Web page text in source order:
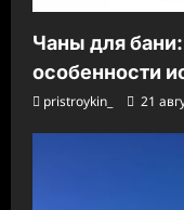
Чаны для
особенности
pristroykin_ 21